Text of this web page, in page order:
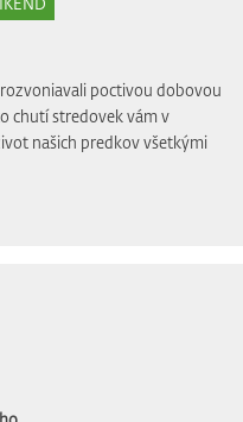
poctivou dobovou
chutí stredovek vám v
našich predkov všetkými